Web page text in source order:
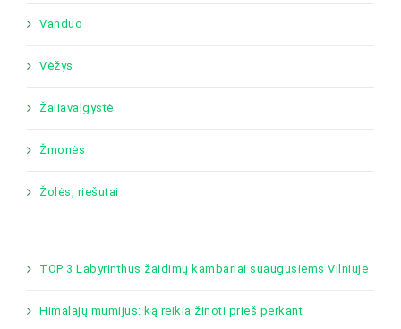
Vanduo
Vėžys
Žaliavalgystė
Žmonės
Žolės, riešutai
TOP 3 Labyrinthus žaidimų kambariai suaugusiems Vilniuje
Himalajų mumijus: ką reikia žinoti prieš perkant